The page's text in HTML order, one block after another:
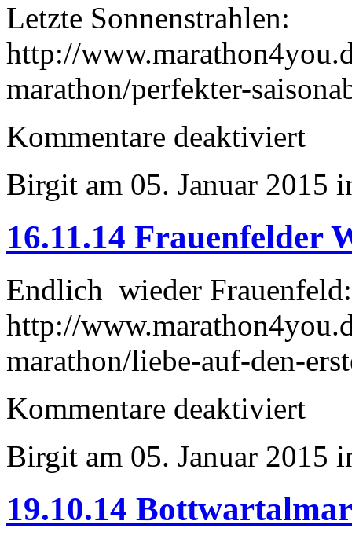
Letzte Sonnenstrahlen:
http://
marathon/perfekter-
Kommentare deaktiviert
Birgit am 05. Januar 2015
16.11.14 Frauenfelder
Endlich wieder Frauenfeld:
http://
marathon/liebe-auf-den-
Kommentare deaktiviert
Birgit am 05. Januar 2015
19.10.14